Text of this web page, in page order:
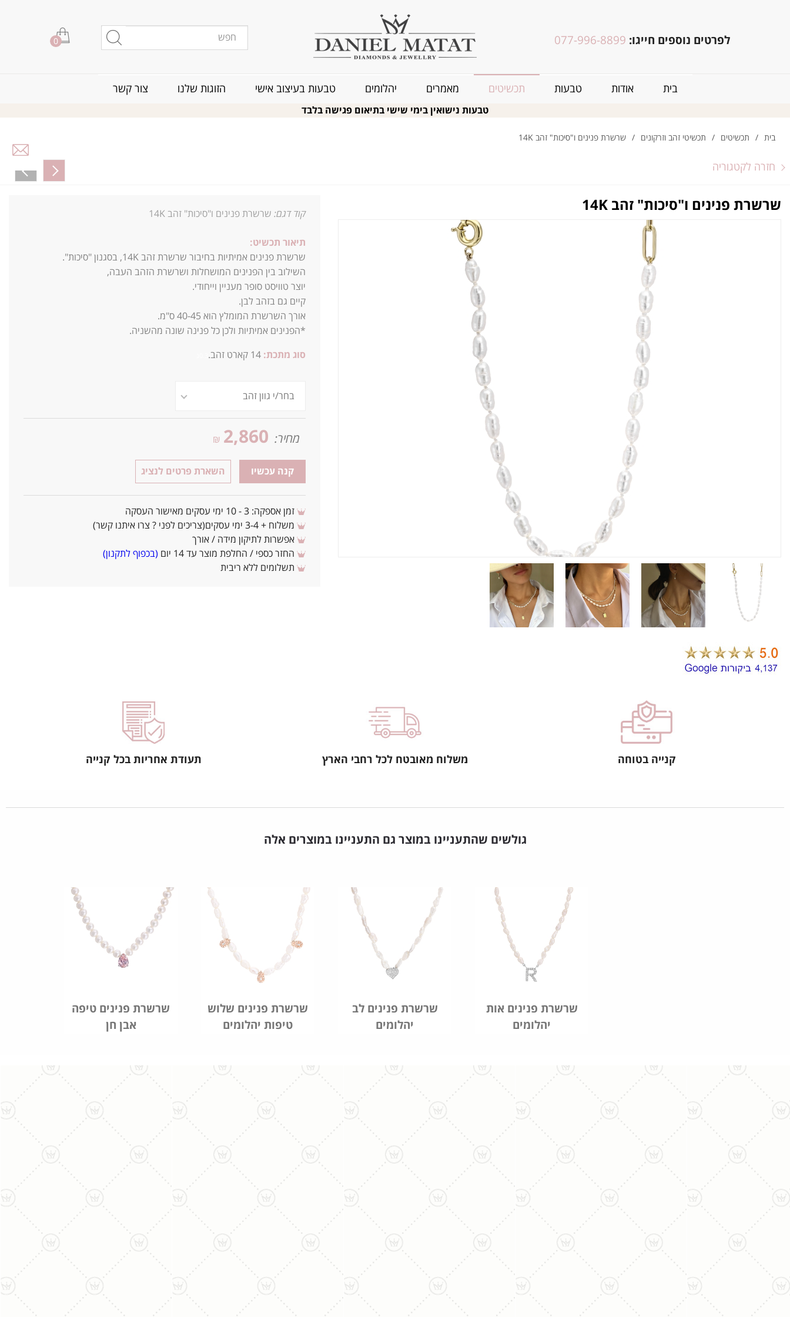
לפרטים נוספים חייגו: 077-996-8899
0
בית אודות טבעות תכשיטים מאמרים יהלומים טבעות בעיצוב אישי הזוגות שלנו צור קשר
טבעות נישואין בימי שישי בתיאום פגישה בלבד
בית / תכשיטים / תכשיטי זהב וזרקונים / שרשרת פנינים ו"סיכות" זהב 14K
חזרה לקטגוריה
שרשרת פנינים ו"סיכות" זהב 14K קוד דגם: שרשרת פנינים ו"סיכות" זהב 14K
תיאור תכשיט:
שרשרת פנינים אמיתיות בחיבור שרשרת זהב 14K, בסגנון "סיכות".
השילוב בין הפנינים המושחלות ושרשרת הזהב העבה,
יוצר טוויסט סופר מעניין וייחודי.
קיים גם בזהב לבן.
אורך השרשרת המומלץ הוא 40-45 ס"מ.
*הפנינים אמיתיות ולכן כל פנינה שונה מהשניה.
סוג מתכת: 14 קארט זהב.
מחיר: 2,860
₪
קנה עכשיו השארת פרטים לנציג
זמן אספקה: 3 - 10 ימי עסקים מאישור העסקה
משלוח + 3-4 ימי עסקים(צריכים לפני ? צרו איתנו קשר)
אפשרות לתיקון מידה / אורך
החזר כספי / החלפת מוצר עד 14 יום
(בכפוף לתקנון)
תשלומים ללא ריבית
קנייה בטוחה משלוח מאובטח לכל רחבי הארץ תעודת אחריות בכל קנייה
גולשים שהתעניינו במוצר גם התעניינו במוצרים אלה
שרשרת פנינים טיפה
אבן חן
שרשרת פנינים שלוש
טיפות יהלומים
שרשרת פנינים לב
יהלומים
שרשרת פנינים אות
יהלומים